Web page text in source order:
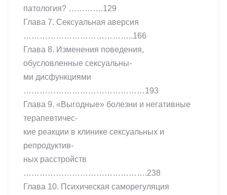
патология? ………….129
Глава 7. Сексуальная аверсия
…………………………………..166
Глава 8. Изменения поведения,
обусловленные сексуальны-
ми дисфункциями
………………………………………193
Глава 9. «Выгодные» болезни и негативные
терапевтичес-
кие реакции в клинике сексуальных и
репродуктив-
ных расстройств
……………………………………….238
Глава 10. Психическая саморегуляция